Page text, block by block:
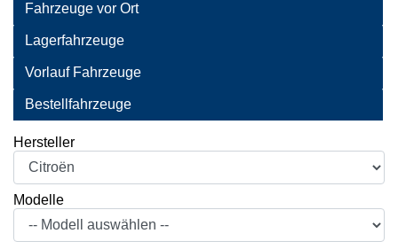
Fahrzeuge vor Ort
Lagerfahrzeuge
Vorlauf Fahrzeuge
Bestellfahrzeuge
Hersteller
Modelle